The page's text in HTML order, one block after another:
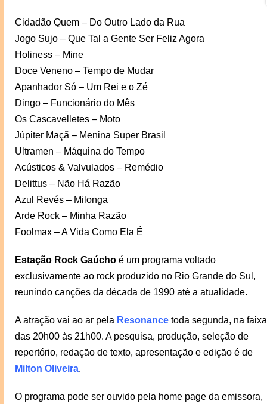
Cidadão Quem – Do Outro Lado da Rua
Jogo Sujo – Que Tal a Gente Ser Feliz Agora
Holiness – Mine
Doce Veneno – Tempo de Mudar
Apanhador Só – Um Rei e o Zé
Dingo – Funcionário do Mês
Os Cascavelletes – Moto
Júpiter Maçã – Menina Super Brasil
Ultramen – Máquina do Tempo
Acústicos & Valvulados – Remédio
Delittus – Não Há Razão
Azul Revés – Milonga
Arde Rock – Minha Razão
Foolmax – A Vida Como Ela É
Estação Rock Gaúchoé um programa voltado
exclusivamente ao rock produzido no Rio Grande do Sul,
reunindo canções da década de 1990 até a atualidade.
A atração vai ao ar pela Resonancetoda segunda, na faixa
das 20h00 às 21h00. A pesquisa, produção, seleção de
repertório, redação de texto, apresentação e edição é de
Milton Oliveira.
O programa pode ser ouvido pela home page da emissora,